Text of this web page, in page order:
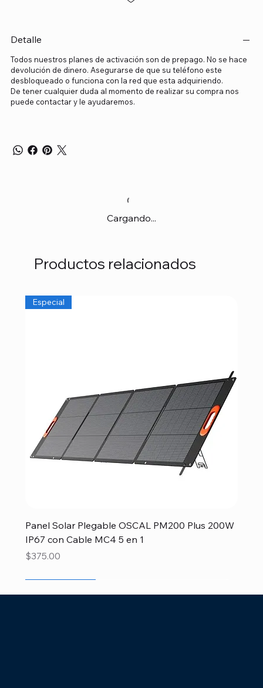
Detalle
Todos nuestros planes de activación son de prepago. No se hace
devolución de dinero. Asegurarse de que su teléfono este
desbloqueado o funciona con la red que esta adquiriendo.
De tener cualquier duda al momento de realizar su compra nos
puede contactar y le ayudaremos.
Cargando...
Productos relacionados
Especial
Panel Solar Plegable OSCAL PM200 Plus 200W
IP67 con Cable MC4 5 en 1
Precio
$375.00